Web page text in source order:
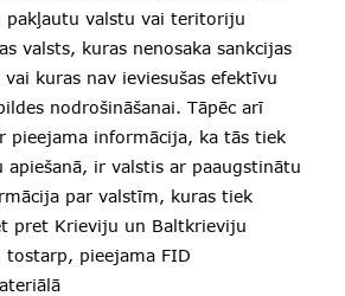
pakļautu valstu vai teritoriju
valsts, kuras nenosaka sankcijas
kuras nav ieviesušas efektīvu
nodrošināšanai. Tāpēc arī
pieejama informācija, ka tās tiek
apiešanā, ir valstis ar paaugstinātu
par valstīm, kuras tiek
pret Krieviju un Baltkrieviju
tostarp, pieejama FID